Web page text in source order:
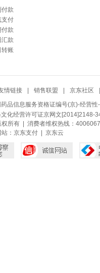
付款
支付
付款
汇款
转账
情链接 销售联盟 京东社区
品信息服务资格证编号(京)-经营
文化经营许可证京网文[2014]2148-
所有 | 消费者维权热线：
： 京东支付| 京东云